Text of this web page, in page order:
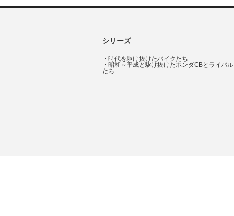
シリーズ
・ 時代を駆け抜けたバイクたち
・ 昭和～平成と駆け抜けたホンダCBとライバル
たち